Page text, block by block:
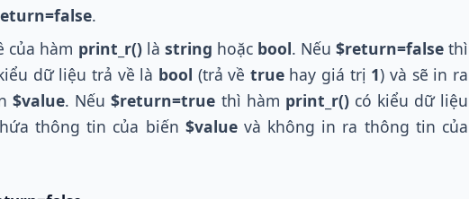
.
của hàm print_r()là string hoặc bool. Nếu $return=falsethì
dữ liệu trả về là bool (trả về truehay giá trị 1) và sẽ in ra
$value. Nếu$return=true thì hàm print_r()có kiểu dữ liệu
thông tin của biến $valuevà không in ra thông tin của